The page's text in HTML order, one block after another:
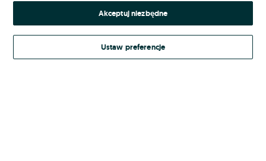
Kontynuując za pośrednictwem jednego z dostawców wskazanych powyżej,
Regulamin serwisu OLX.pl w jego aktualnym brzmieniu.
Akceptuj niezbędne
Ustaw preferencje